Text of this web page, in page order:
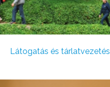
Látogatás és tárlatvezetés